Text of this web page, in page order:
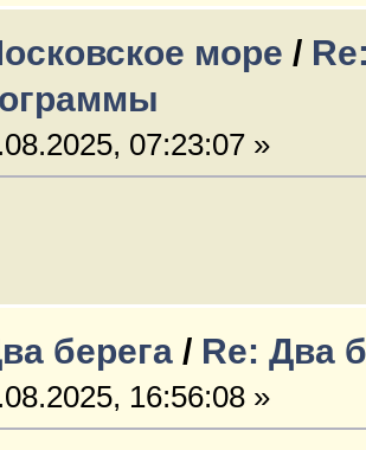
море /
07:23:07 »
берега / Re: Два
16:56:08 »